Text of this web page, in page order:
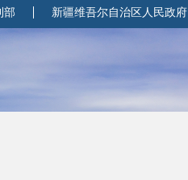
部 新疆维吾尔自治区人民政府